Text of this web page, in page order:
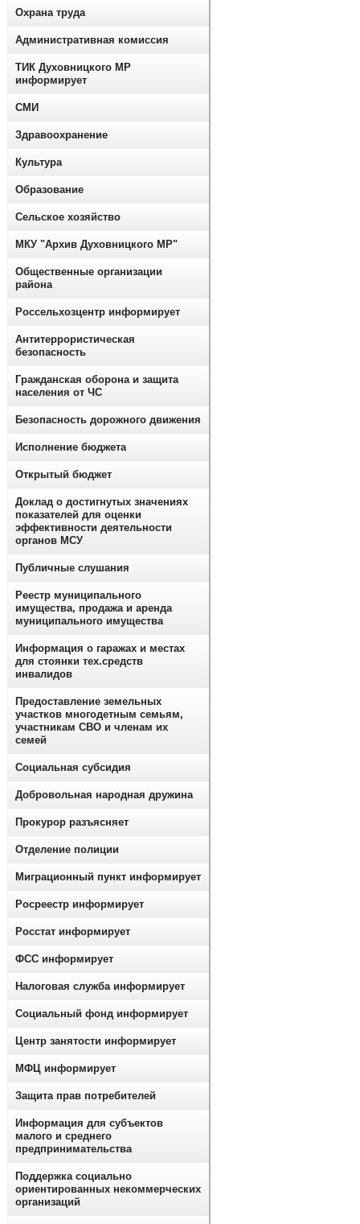
Охрана труда
Административная комиссия
ТИК Духовницкого МР
информирует
СМИ
Здравоохранение
Культура
Образование
Сельское хозяйство
МКУ "Архив Духовницкого МР"
Общественные организации
района
Россельхозцентр информирует
Антитеррористическая
безопасность
Гражданская оборона и защита
населения от ЧС
Безопасность дорожного движения
Исполнение бюджета
Открытый бюджет
Доклад о достигнутых значениях
показателей для оценки
эффективности деятельности
органов МСУ
Публичные слушания
Реестр муниципального
имущества, продажа и аренда
муниципального имущества
Информация о гаражах и местах
для стоянки тех.средств
инвалидов
Предоставление земельных
участков многодетным семьям,
участникам СВО и членам их
семей
Социальная субсидия
Добровольная народная дружина
Прокурор разъясняет
Отделение полиции
Миграционный пункт информирует
Росреестр информирует
Росстат информирует
ФСС информирует
Налоговая служба информирует
Социальный фонд информирует
Центр занятости информирует
МФЦ информирует
Защита прав потребителей
Информация для субъектов
малого и среднего
предпринимательства
Поддержка социально
ориентированных некоммерческих
организаций